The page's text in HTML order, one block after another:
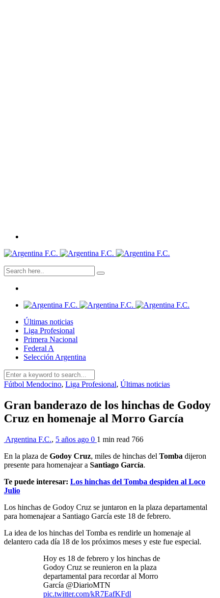
Últimas noticias
Liga Profesional
Primera Nacional
Federal A
Selección Argentina
Fútbol Mendocino, Liga Profesional, Últimas noticias
Gran banderazo de los hinchas de Godoy
Cruz en homenaje al Morro García
Argentina F.C., 5 años ago 0 1 min read 766
En la plaza de Godoy Cruz, miles de hinchas del Tomba dijeron
presente para homenajear a Santiago García.
Te puede interesar: Los hinchas del Tomba despiden al Loco
Julio
Los hinchas de Godoy Cruz se juntaron en la plaza departamental
para homenajear a Santiago García este 18 de febrero.
La idea de los hinchas del Tomba es rendirle un homenaje al
delantero cada día 18 de los próximos meses y este fue especial.
Hoy es 18 de febrero y los hinchas de
Godoy Cruz se reunieron en la plaza
departamental para recordar al Morro
García @DiarioMTN
pic.twitter.com/kR7EafKFdl